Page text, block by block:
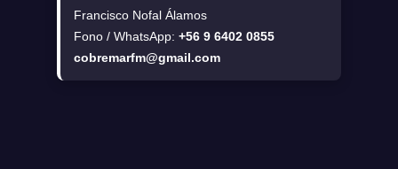
Francisco Nofal Álamos
Fono / WhatsApp: +56 9 6402 0855
cobremarfm@gmail.com